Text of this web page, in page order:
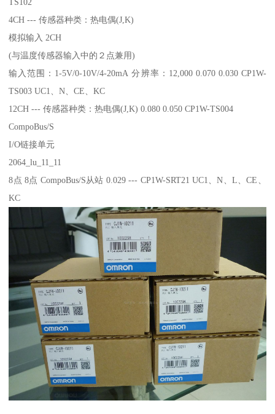
4CH --- 传感器种类：热电偶(J,K)
模拟输入 2CH
(与温度传感器输入中的２点兼用)
输入范围：1-5V/0-10V/4-20mA 分辨率：12,000 0.070 0.030 CP1W-
TS003 UC1、N、CE、KC
12CH --- 传感器种类：热电偶(J,K) 0.080 0.050 CP1W-TS004
CompoBus/S
I/O链接单元
2064_lu_11_11
8点 8点 CompoBus/S从站 0.029 --- CP1W-SRT21 UC1、N、L、CE、
KC